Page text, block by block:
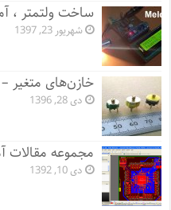
ساخت ولتمتر ،
شهریور 23, 1397
خازن‌های متغیر –
دی 28, 1396
مجموعه مقالات
دی 10, 1392